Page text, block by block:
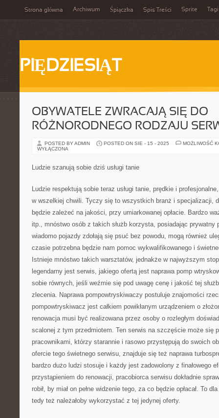
Strona główna Archiwum Śpiączka Spis Treści Sprite Tagi
PIĘDZIESIĄT
OBYWATELE ZWRACAJĄ SIĘ DO
RÓŻNORODNEGO RODZAJU
POSTED BY ADMIN POSTED ON SIE - 15 - 2025
MOŻLIWOŚĆ
WYŁĄCZONA
Ludzie szanują sobie dziś usługi tanie
Ludzie respektują sobie teraz usługi tanie, prędkie i
w wszelkiej chwili. Tyczy się to wszystkich branż i specjalizacji,
będzie zależeć na jakości, przy umiarkowanej opłacie. Bardzo
itp., mnóstwo osób z takich służb korzysta, posiadając prywatny
wiadomo pojazdy zdołają się psuć bez powodu, mogą również
czasie potrzebna będzie nam pomoc wykwalifikowanego i
Istnieje mnóstwo takich warsztatów, jednakże w najwyższym
legendarny jest serwis, jakiego ofertą jest naprawa pomp
sobie równych, jeśli weźmie się pod uwagę cenę i jakość tej
zlecenia. Naprawa pompowtryskiwaczy postuluje znajomości
pompowtryskiwacz jest całkiem powikłanym urządzeniem o
renowacja musi być realizowana przez osoby o rozległym
scalonej z tym przedmiotem. Ten serwis na szczęście może się
pracownikami, którzy starannie i rasowo przystępują do swoich
ofercie tego świetnego serwisu, znajduje się też naprawa
bardzo dużo ludzi stosuje i każdy jest zadowolony z finałowego
przystąpieniem do renowacji, pracobiorca serwisu dokładnie
robił, by miał on pełne widzenie tego, za co będzie opłacał. To
tedy też należałoby wykorzystać z tej jedynej oferty.